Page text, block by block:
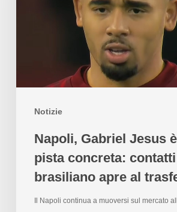
Notizie
Napoli, Gabriel Jesus
pista concreta: contatti
brasiliano apre al
Il Napoli continua a muoversi sul mercato